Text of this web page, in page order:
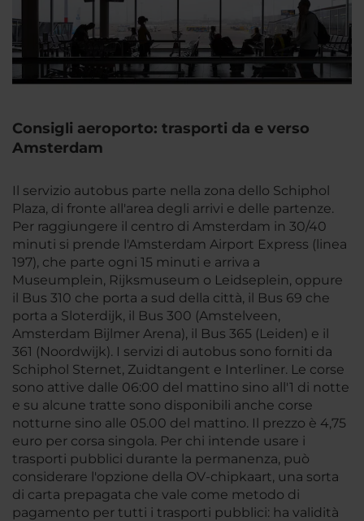
Consigli aeroporto: trasporti da e verso
Amsterdam
Il servizio autobus parte nella zona dello Schiphol
Plaza, di fronte all'area degli arrivi e delle partenze.
Per raggiungere il centro di Amsterdam in 30/40
minuti si prende l'Amsterdam Airport Express (linea
197), che parte ogni 15 minuti e arriva a
Museumplein, Rijksmuseum o Leidseplein, oppure
il Bus 310 che porta a sud della città, il Bus 69 che
porta a Sloterdijk, il Bus 300 (Amstelveen,
Amsterdam Bijlmer Arena), il Bus 365 (Leiden) e il
361 (Noordwijk). I servizi di autobus sono forniti da
Schiphol Sternet, Zuidtangent e Interliner. Le corse
sono attive dalle 06:00 del mattino sino all'1 di notte
e su alcune tratte sono disponibili anche corse
notturne sino alle 05.00 del mattino. Il prezzo è 4,75
euro per corsa singola. Per chi intende usare i
trasporti pubblici durante la permanenza, può
considerare l'opzione della OV-chipkaart, una sorta
di carta prepagata che vale come metodo di
pagamento per tutti i trasporti pubblici: ha validità